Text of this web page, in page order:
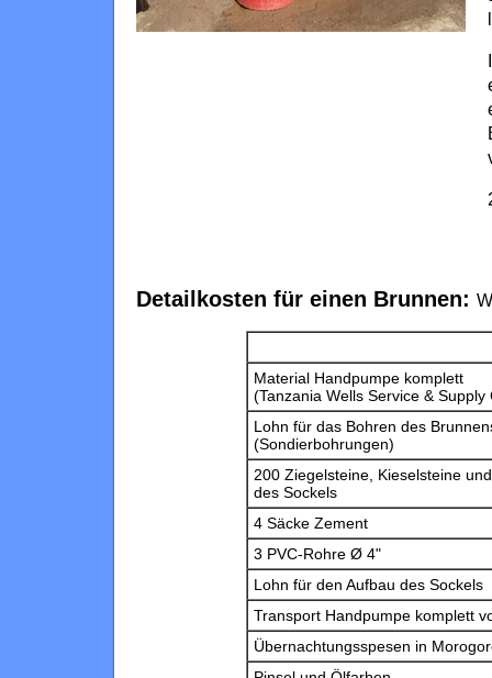
Detailkosten für einen Brunnen:
Material Handpumpe komplett
(Tanzania Wells Service &
Lohn für das Bohren des
(Sondierbohrungen)
200 Ziegelsteine, Kieselsteine
des Sockels
4 Säcke Zement
3 PVC-Rohre Ø 4"
Lohn für den Aufbau des Sockels
Transport Handpumpe komplett
Übernachtungsspesen in